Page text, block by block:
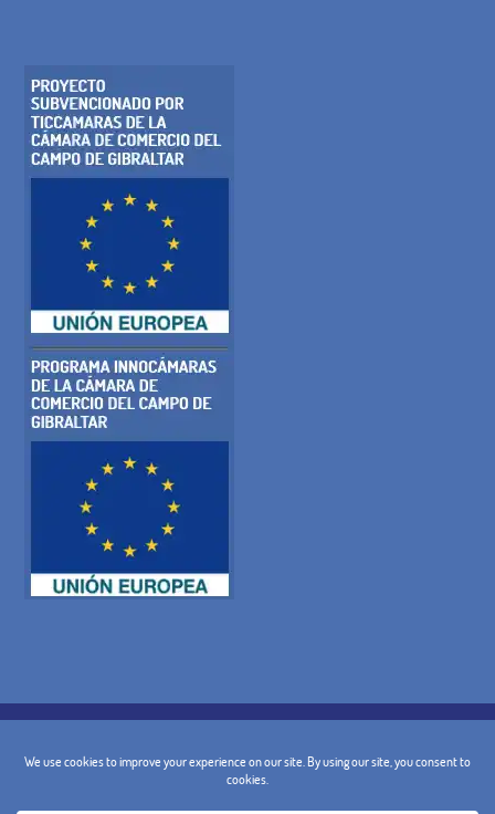
AVIS JURIDIQUE
TERMES ET CONDITIONS GÉNÉRALES
POLITIQUE D'ANNULATION